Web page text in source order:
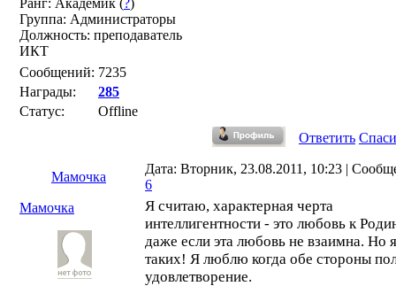
Ранг: Академик ( ?)
Группа: Администраторы
Должность: преподаватель
ИКТ
Сообщений: 7235
Награды:
285
Статус:
Offline
Ответить
Мамочка
Дата: Вторник, 23.08.2011, 10:23 |
6
Мамочка
Я считаю, характерная черта
интеллигентности - это любовь к
даже если эта любовь не взаимна. Но
таких! Я люблю когда обе стороны
удовлетворение.